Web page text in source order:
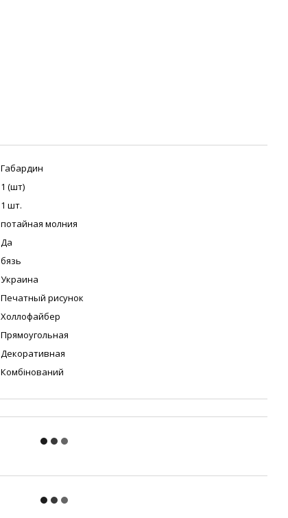
Габардин
1 (шт)
1 шт.
потайная молния
Да
бязь
Украина
Печатный рисунок
Холлофайбер
Прямоугольная
Декоративная
Комбінований